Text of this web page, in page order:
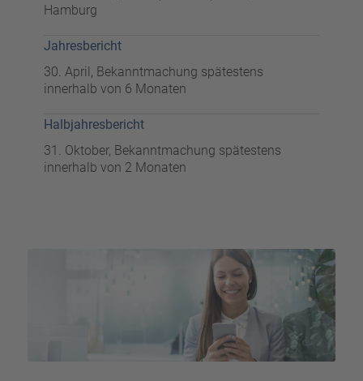
Hamburg
Jahresbericht
30. April, Bekanntmachung spätestens
innerhalb von 6 Monaten
Halbjahresbericht
31. Oktober, Bekanntmachung spätestens
innerhalb von 2 Monaten